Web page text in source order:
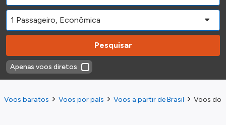
Pesquisar
Apenas voos diretos
Voos baratos Voos por país Voos a partir de Brasil Voos do